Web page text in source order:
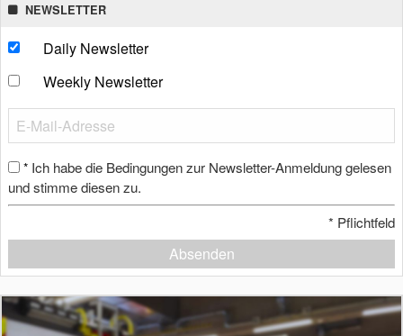
NEWSLETTER
Daily Newsletter
Weekly Newsletter
* Ich habe die Bedingungen zur Newsletter-Anmeldung gelesen
und stimme diesen zu.
* Pflichtfeld
Absenden